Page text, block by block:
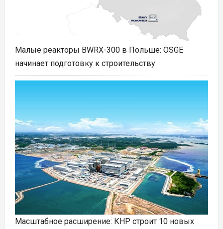
Малые реакторы BWRX-300 в Польше: OSGE
начинает подготовку к строительству
Масштабное расширение: КНР строит 10 новых